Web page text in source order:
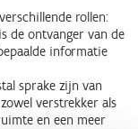
rollen:
de ontvanger van de
informatie
sprake zijn van
verstrekker als
en een meer